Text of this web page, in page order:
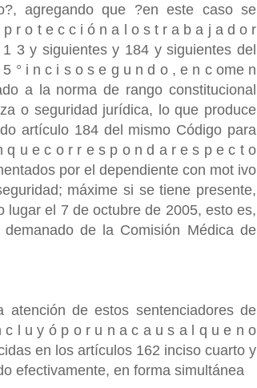
agregando que ?en este caso se
r o t e c c i ó n a l o s t r a b a j a d o r
y siguientes y 184 y siguientes del
° i n c i s o s e g u n d o , e n c ome n
a la norma de rango constitucional
o seguridad jurídica, lo que produce
artículo 184 del mismo Código para
q u e c o r r e s p o n d a r e s p e c t o
por el dependiente con mot ivo
máxime si se tiene presente,
lugar el 7 de octubre de 2005, esto es,
de la Comisión Médica de
de estos sentenciadores de
l u y ó p o r u n a c a u s a l q u e n o
en los artículos 162 inciso cuarto y
efectivamente, en forma simultánea